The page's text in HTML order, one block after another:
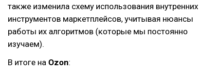
также изменила схему использования внутренних
инструментов маркетплейсов, учитывая нюансы
работы их алгоритмов (которые мы постоянно
изучаем).
В итоге на Ozon: